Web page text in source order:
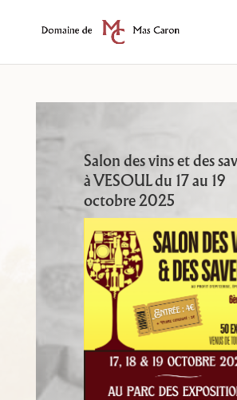
Salon des vins et des
à VESOUL du 17 au 19
octobre 2025